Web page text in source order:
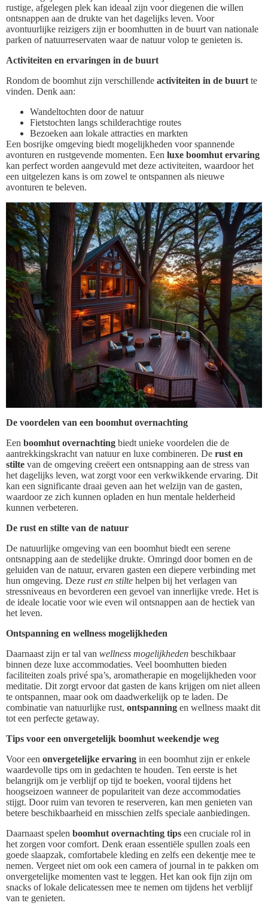
rustige, afgelegen plek kan ideaal zijn voor diegenen die willen
ontsnappen aan de drukte van het dagelijks leven. Voor
avontuurlijke reizigers zijn er boomhutten in de buurt van nationale
parken of natuurreservaten waar de natuur volop te genieten is.
Activiteiten en ervaringen in de buurt
Rondom de boomhut zijn verschillende activiteiten in de buurt te
vinden. Denk aan:
Wandeltochten door de natuur
Fietstochten langs schilderachtige routes
Bezoeken aan lokale attracties en markten
Een bosrijke omgeving biedt mogelijkheden voor spannende
avonturen en rustgevende momenten. Een luxe boomhut ervaring
kan perfect worden aangevuld met deze activiteiten, waardoor het
een uitgelezen kans is om zowel te ontspannen als nieuwe
avonturen te beleven.
De voordelen van een boomhut overnachting
Een boomhut overnachting biedt unieke voordelen die de
aantrekkingskracht van natuur en luxe combineren. De rust en
stilte van de omgeving creëert een ontsnapping aan de stress van
het dagelijks leven, wat zorgt voor een verkwikkende ervaring. Dit
kan een significante draai geven aan het welzijn van de gasten,
waardoor ze zich kunnen opladen en hun mentale helderheid
kunnen verbeteren.
De rust en stilte van de natuur
De natuurlijke omgeving van een boomhut biedt een serene
ontsnapping aan de stedelijke drukte. Omringd door bomen en de
geluiden van de natuur, ervaren gasten een diepere verbinding met
hun omgeving. Deze rust en stilte helpen bij het verlagen van
stressniveaus en bevorderen een gevoel van innerlijke vrede. Het is
de ideale locatie voor wie even wil ontsnappen aan de hectiek van
het leven.
Ontspanning en wellness mogelijkheden
Daarnaast zijn er tal van wellness mogelijkheden beschikbaar
binnen deze luxe accommodaties. Veel boomhutten bieden
faciliteiten zoals privé spa’s, aromatherapie en mogelijkheden voor
meditatie. Dit zorgt ervoor dat gasten de kans krijgen om niet alleen
te ontspannen, maar ook om daadwerkelijk op te laden. De
combinatie van natuurlijke rust, ontspanning en wellness maakt dit
tot een perfecte getaway.
Tips voor een onvergetelijk boomhut weekendje weg
Voor een onvergetelijke ervaring in een boomhut zijn er enkele
waardevolle tips om in gedachten te houden. Ten eerste is het
belangrijk om je verblijf op tijd te boeken, vooral tijdens het
hoogseizoen wanneer de populariteit van deze accommodaties
stijgt. Door ruim van tevoren te reserveren, kan men genieten van
betere beschikbaarheid en misschien zelfs speciale aanbiedingen.
Daarnaast spelen boomhut overnachting tips een cruciale rol in
het zorgen voor comfort. Denk eraan essentiële spullen zoals een
goede slaapzak, comfortabele kleding en zelfs een dekentje mee te
nemen. Vergeet niet om ook een camera of journal in te pakken om
onvergetelijke momenten vast te leggen. Het kan ook fijn zijn om
snacks of lokale delicatessen mee te nemen om tijdens het verblijf
van te genieten.